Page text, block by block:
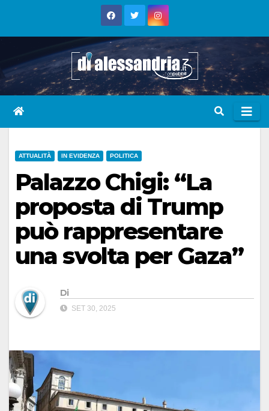
ATTUALITÀ IN EVIDENZA POLITICA
Palazzo Chigi: “La
proposta di Trump
può rappresentare
una svolta per Gaza”
Di
SET 30, 2025